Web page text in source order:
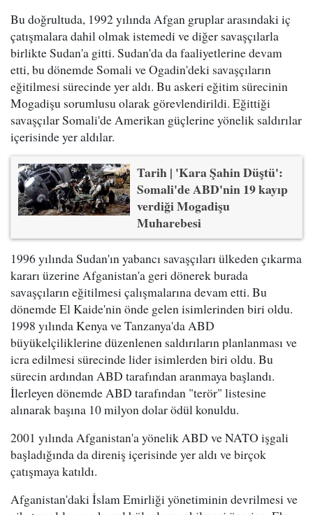
Bu doğrultuda, 1992 yılında Afgan gruplar arasındaki iç
çatışmalara dahil olmak istemedi ve diğer savaşçılarla
birlikte Sudan'a gitti. Sudan'da da faaliyetlerine devam
etti, bu dönemde Somali ve Ogadin'deki savaşçıların
eğitilmesi sürecinde yer aldı. Bu askeri eğitim sürecinin
Mogadişu sorumlusu olarak görevlendirildi. Eğittiği
savaşçılar Somali'de Amerikan güçlerine yönelik saldırılar
içerisinde yer aldılar.
Tarih | 'Kara Şahin Düştü':
Somali'de ABD'nin 19 kayıp
verdiği Mogadişu
Muharebesi
1996 yılında Sudan'ın yabancı savaşçıları ülkeden çıkarma
kararı üzerine Afganistan'a geri dönerek burada
savaşçıların eğitilmesi çalışmalarına devam etti. Bu
dönemde El Kaide'nin önde gelen isimlerinden biri oldu.
1998 yılında Kenya ve Tanzanya'da ABD
büyükelçiliklerine düzenlenen saldırıların planlanması ve
icra edilmesi sürecinde lider isimlerden biri oldu. Bu
sürecin ardından ABD tarafından aranmaya başlandı.
İlerleyen dönemde ABD tarafından "terör" listesine
alınarak başına 10 milyon dolar ödül konuldu.
2001 yılında Afganistan'a yönelik ABD ve NATO işgali
başladığında da direniş içerisinde yer aldı ve birçok
çatışmaya katıldı.
Afganistan'daki İslam Emirliği yönetiminin devrilmesi ve